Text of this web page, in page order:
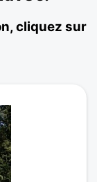
cliquez sur